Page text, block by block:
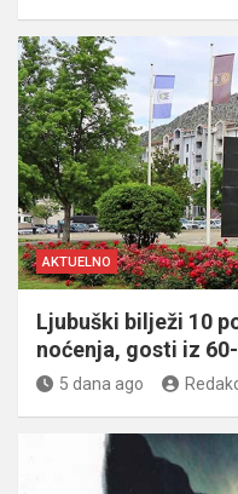
AKTUELNO
Ljubuški bilježi 10
noćenja, gosti iz
5 dana ago